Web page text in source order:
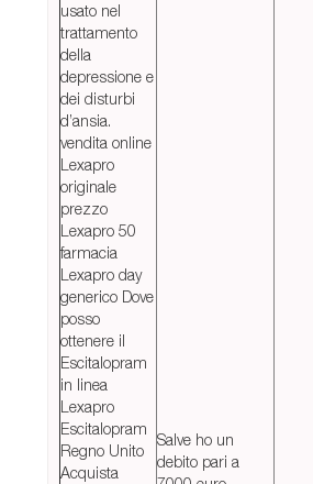
usato nel
trattamento
della
depressione e
dei disturbi
d’ansia.
vendita online
Lexapro
originale
prezzo
Lexapro 50
farmacia
Lexapro day
generico Dove
posso
ottenere il
Escitalopram
in linea
Lexapro
Escitalopram
Regno Unito
Acquista
Salve ho un
debito pari a